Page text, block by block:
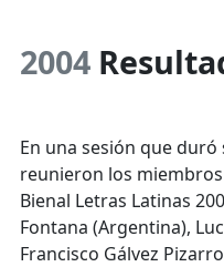
2004
En una sesión que
reunieron los
Bienal Letras Latinas
Fontana (Argentina),
Francisco Gálvez